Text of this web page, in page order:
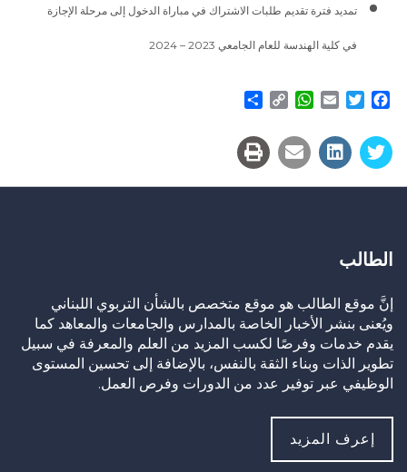
تمديد فترة تقديم طلبات الاشتراك في مباراة الدخول إلى مرحلة الإجازة
في كلية الهندسة للعام الجامعي 2023 – 2024
Facebook
Twitter
Email
WhatsApp
Copy
الطالب
إنَّ موقع الطالب هو موقع متخصص بالشأن التربوي اللبناني
ويُعنى بنشر الأخبار الخاصة بالمدارس والجامعات والمعاهد كما
يقدم خدمات وفرصًا لكسب المزيد من العلم والمعرفة في سبيل
تطوير الذات وبناء الثقة بالنفس، بالإضافة إلى تحسين المستوى
الوظيفي عبر توفير عدد من الدورات وفرص العمل.
إعرف المزيد